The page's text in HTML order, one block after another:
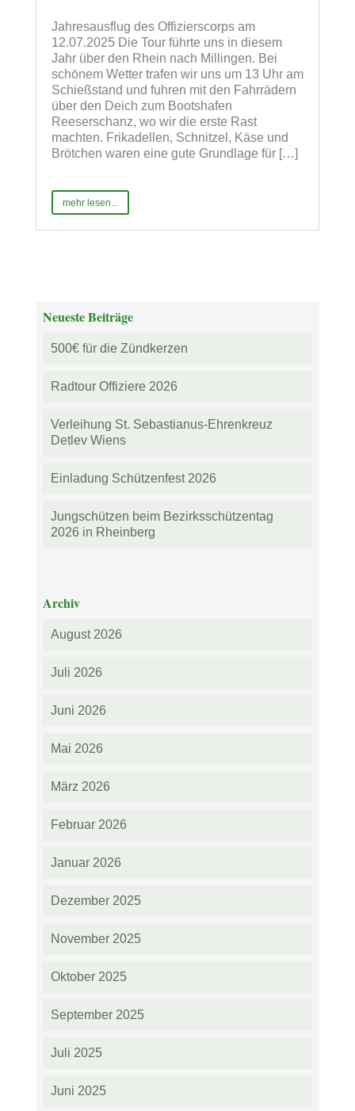
Jahresausflug des Offizierscorps am
12.07.2025 Die Tour führte uns in diesem
Jahr über den Rhein nach Millingen. Bei
schönem Wetter trafen wir uns um 13 Uhr am
Schießstand und fuhren mit den Fahrrädern
über den Deich zum Bootshafen
Reeserschanz, wo wir die erste Rast
machten. Frikadellen, Schnitzel, Käse und
Brötchen waren eine gute Grundlage für […]
mehr lesen...
Neueste Beiträge
500€ für die Zündkerzen
Radtour Offiziere 2026
Verleihung St. Sebastianus-Ehrenkreuz
Detlev Wiens
Einladung Schützenfest 2026
Jungschützen beim Bezirksschützentag
2026 in Rheinberg
Archiv
August 2026
Juli 2026
Juni 2026
Mai 2026
März 2026
Februar 2026
Januar 2026
Dezember 2025
November 2025
Oktober 2025
September 2025
Juli 2025
Juni 2025